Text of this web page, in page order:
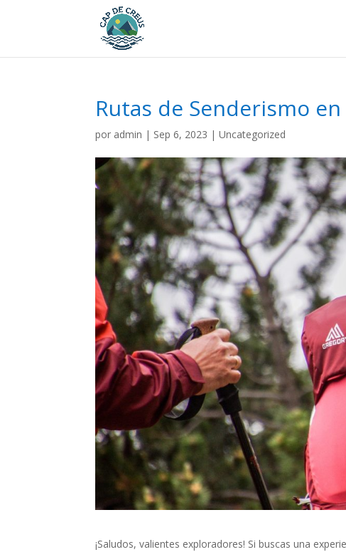
Rutas de Senderismo
por admin | Sep 6, 2023 |Uncategorized
¡Saludos, valientes exploradores! Si buscas una